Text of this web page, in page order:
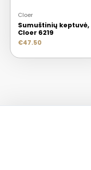
Cloer
Sumuštinių keptuvė,
Cloer 6219
€47.50